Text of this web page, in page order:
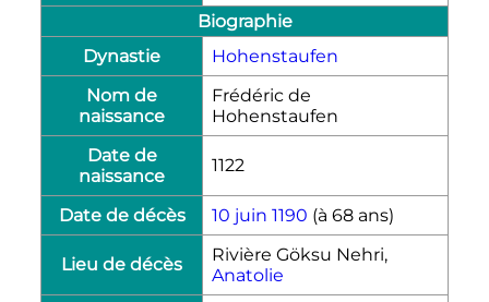
Biographie
Dynastie
Hohenstaufen
Nom de
naissance
Frédéric de
Hohenstaufen
Date de
naissance
1122
Date de décès 10 juin 1190 (à 68 ans)
Lieu de décès
Rivière Göksu Nehri,
Anatolie